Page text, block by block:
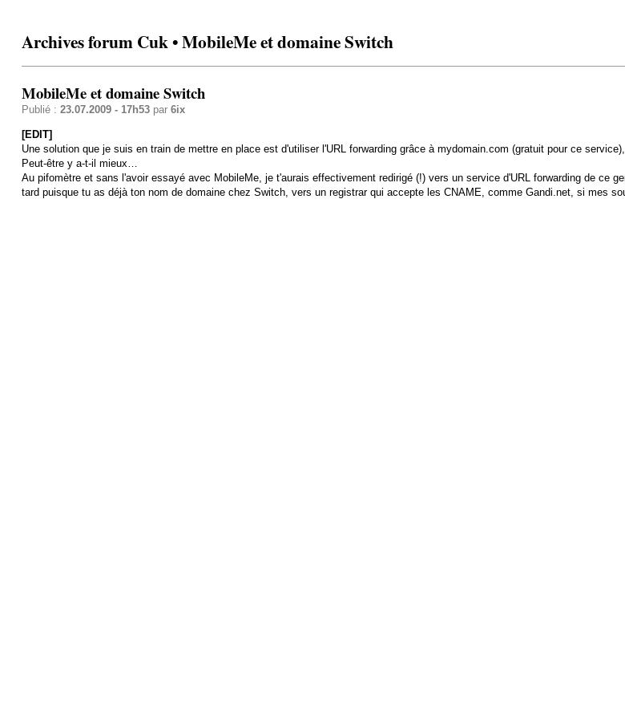
Archives forum Cuk • MobileMe et domaine Switch
MobileMe et domaine Switch
Publié : 23.07.2009 - 17h53par 6ix
[EDIT]
Une solution que je suis en train de mettre en place est d'utiliser l'URL forwarding grâce à mydomain.com (gratuit pour ce
Peut-être y a-t-il mieux…
Au pifomètre et sans l'avoir essayé avec MobileMe, je t'aurais effectivement redirigé (!) vers un service d'URL forwarding de ce
tard puisque tu as déjà ton nom de domaine chez Switch, vers un registrar qui accepte les CNAME, comme Gandi.net, si mes